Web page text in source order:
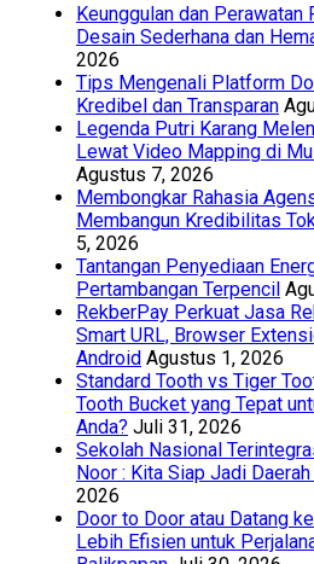
Keunggulan dan Perawatan
Desain Sederhana dan
2026
Tips Mengenali Platform
Kredibel dan Transparan
Legenda Putri Karang
Lewat Video Mapping di
Agustus 7, 2026
Membongkar Rahasia
Membangun Kredibilitas
5, 2026
Tantangan Penyediaan
Pertambangan Terpencil
RekberPay Perkuat Jasa
Smart URL, Browser
Android Agustus 1, 2026
Standard Tooth vs Tiger
Tooth Bucket yang Tepat
Anda? Juli 31, 2026
Sekolah Nasional
Noor : Kita Siap Jadi
2026
Door to Door atau Datang
Lebih Efisien untuk